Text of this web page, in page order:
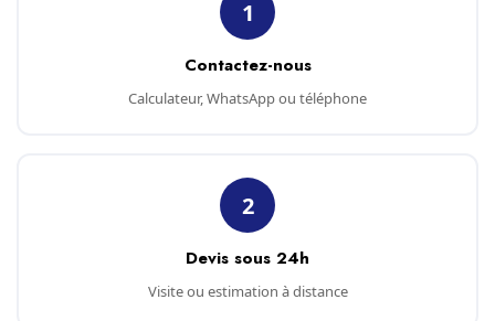
1
Contactez-nous
Calculateur, WhatsApp ou téléphone
2
Devis sous 24h
Visite ou estimation à distance